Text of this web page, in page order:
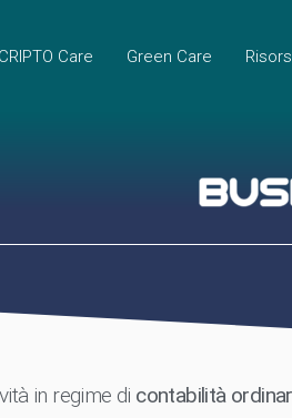
CRIPTO Care Green Care
in regime di contabilità